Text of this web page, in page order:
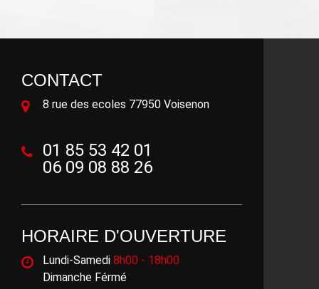
CONTACT
8 rue des ecoles 77950 Voisenon
01 85 53 42 01
06 09 08 88 26
HORAIRE D'OUVERTURE
Lundi-Samedi 8h00 - 18h00
Dimanche Férmé